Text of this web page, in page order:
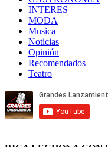
INTERES
MODA
Musica
Noticias
Opinión
Recomendados
Teatro